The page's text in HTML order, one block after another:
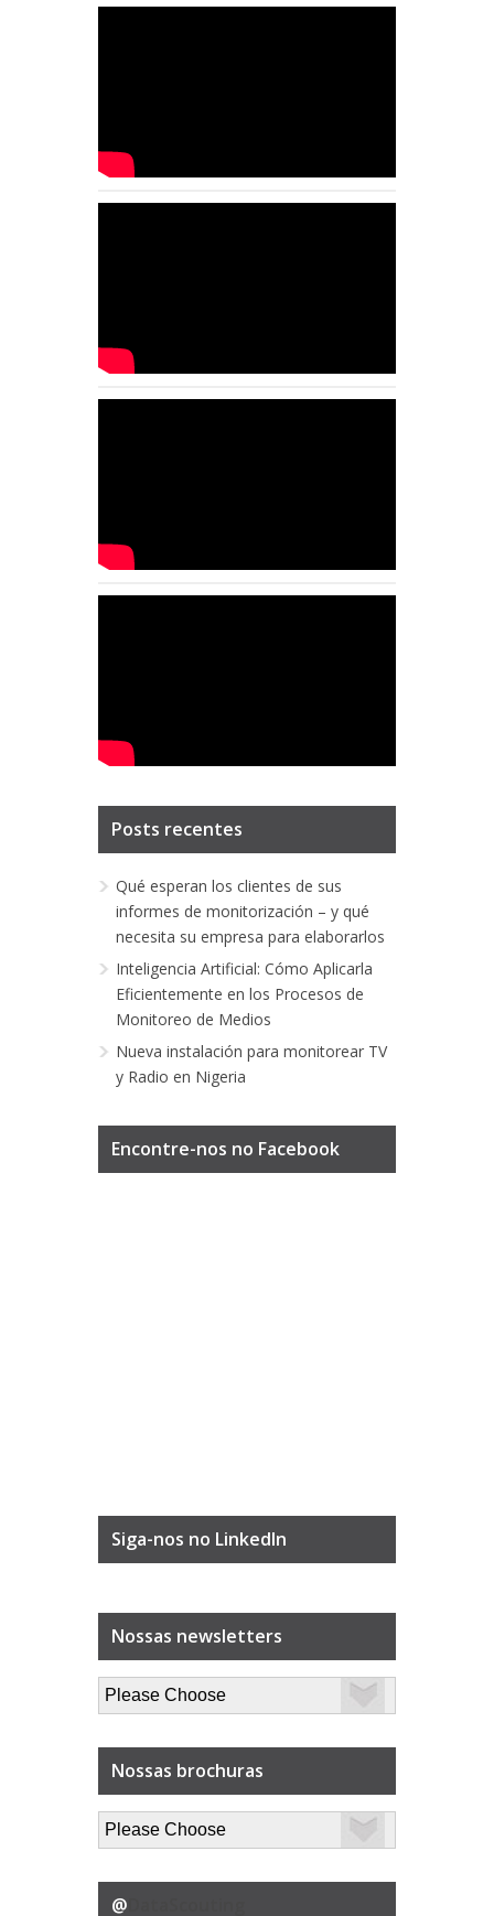
Posts recentes
Qué esperan los clientes de sus
informes de monitorización – y qué
necesita su empresa para elaborarlos
Inteligencia Artificial: Cómo Aplicarla
Eficientemente en los Procesos de
Monitoreo de Medios
Nueva instalación para monitorear TV
y Radio en Nigeria
Encontre-nos no Facebook
Siga-nos no LinkedIn
Nossas newsletters
Nossas brochuras
@